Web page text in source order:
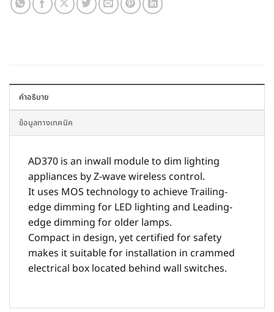
คำอธิบาย
ข้อมูลทางเทคนิค
AD370 is an inwall module to dim lighting
appliances by Z-wave wireless control.
It uses MOS technology to achieve Trailing-
edge dimming for LED lighting and Leading-
edge dimming for older lamps.
Compact in design, yet certified for safety
makes it suitable for installation in crammed
electrical box located behind wall switches.